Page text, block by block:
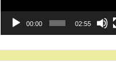
00:00 02:55